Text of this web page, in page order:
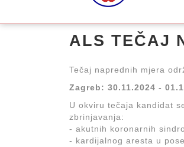
ALS TEČAJ
Tečaj naprednih mjera
Zagreb: 30.11.2024 -
U okviru tečaja kandidat
zbrinjavanja:
- akutnih koronarnih
- kardijalnog aresta u